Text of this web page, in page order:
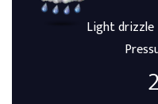
Light drizzle